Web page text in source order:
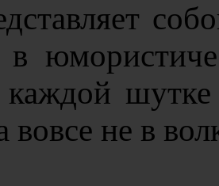
в
каждой
вовсе не в